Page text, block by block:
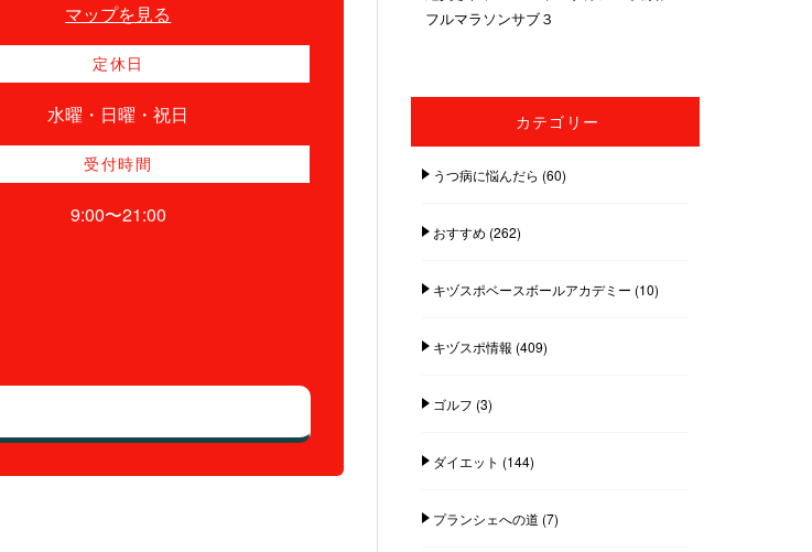
マップを見る
定休日
水曜・日曜・祝日
受付時間
9:00〜21:00
フルマラソンサブ３
カテゴリー
うつ病に悩んだら (60)
おすすめ (262)
キヅスポベースボールアカデミー (10)
キヅスポ情報 (409)
ゴルフ (3)
ダイエット (144)
プランシェへの道 (7)